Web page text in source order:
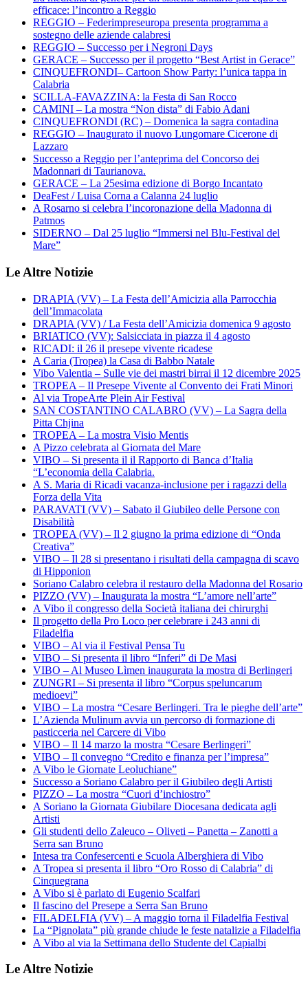
efficace: l’incontro a Reggio
REGGIO – Federimpreseuropa presenta programma a
sostegno delle aziende calabresi
REGGIO – Successo per i Negroni Days
GERACE – Successo per il progetto “Best Artist in Gerace”
CINQUEFRONDI– Cartoon Show Party: l’unica tappa in
Calabria
SCILLA-FAVAZZINA: la Festa di San Rocco
CAMINI – La mostra “Non dista” di Fabio Adani
CINQUEFRONDI (RC) – Domenica la sagra contadina
REGGIO – Inaugurato il nuovo Lungomare Cicerone di
Lazzaro
Successo a Reggio per l’anteprima del Concorso dei
Madonnari di Taurianova.
GERACE – La 25esima edizione di Borgo Incantato
DeaFest / Luisa Corna a Calanna 24 luglio
A Rosarno si celebra l’incoronazione della Madonna di
Patmos
SIDERNO – Dal 25 luglio “Immersi nel Blu-Festival del
Mare”
Le Altre Notizie
DRAPIA (VV) – La Festa dell’Amicizia alla Parrocchia
dell’Immacolata
DRAPIA (VV) / La Festa dell’Amicizia domenica 9 agosto
BRIATICO (VV): Salsicciata in piazza il 4 agosto
RICADI: il 26 il presepe vivente ricadese
A Caria (Tropea) la Casa di Babbo Natale
Vibo Valentia – Sulle vie dei mastri birrai il 12 dicembre 2025
TROPEA – Il Presepe Vivente al Convento dei Frati Minori
Al via TropeArte Plein Air Festival
SAN COSTANTINO CALABRO (VV) – La Sagra della
Pitta Chjina
TROPEA – La mostra Visio Mentis
A Pizzo celebrata al Giornata del Mare
VIBO – Si presenta il il Rapporto di Banca d’Italia
“L’economia della Calabria.
A S. Maria di Ricadi vacanza-inclusione per i ragazzi della
Forza della Vita
PARAVATI (VV) – Sabato il Giubileo delle Persone con
Disabilità
TROPEA (VV) – Il 2 giugno la prima edizione di “Onda
Creativa”
VIBO – Il 28 si presentano i risultati della campagna di scavo
di Hipponion
Soriano Calabro celebra il restauro della Madonna del Rosario
PIZZO (VV) – Inaugurata la mostra “L’amore nell’arte”
A Vibo il congresso della Società italiana dei chirurghi
Il progetto della Pro Loco per celebrare i 243 anni di
Filadelfia
VIBO – Al via il Festival Pensa Tu
VIBO – Si presenta il libro “Inferi” di De Masi
VIBO – Al Museo Lìmen inaugurata la mostra di Berlingeri
ZUNGRI – Si presenta il libro “Corpus speluncarum
medioevi”
VIBO – La mostra “Cesare Berlingeri. Tra le pieghe dell’arte”
L’Azienda Mulinum avvia un percorso di formazione di
pasticceria nel Carcere di Vibo
VIBO – Il 14 marzo la mostra “Cesare Berlingeri”
VIBO – Il convegno “Credito e finanza per l’impresa”
A Vibo le Giornate Leoluchiane”
Successo a Soriano Calabro per il Giubileo degli Artisti
PIZZO – La mostra “Cuori d’inchiostro”
A Soriano la Giornata Giubilare Diocesana dedicata agli
Artisti
Gli studenti dello Zaleuco – Oliveti – Panetta – Zanotti a
Serra san Bruno
Intesa tra Confesercenti e Scuola Alberghiera di Vibo
A Tropea si presenta il libro “Oro Rosso di Calabria” di
Cinquegrana
A Vibo si è parlato di Eugenio Scalfari
Il fascino del Presepe a Serra San Bruno
FILADELFIA (VV) – A maggio torna il Filadelfia Festival
La “Pignolata” più grande chiude le feste natalizie a Filadelfia
A Vibo al via la Settimana dello Studente del Capialbi
Le Altre Notizie